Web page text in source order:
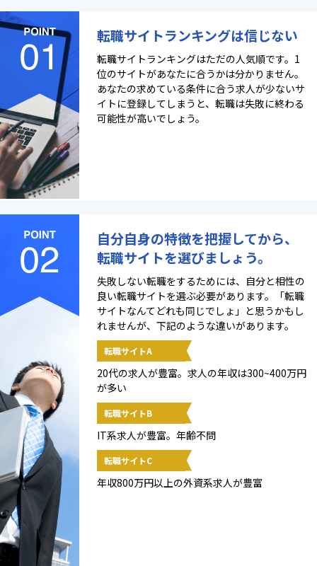
転職サイトランキングは信じない
転職サイトランキングはただの人気順です。1
位のサイトがあなたに合うかは分かりません。
あなたの求めている条件に合う求人が少ないサ
イトに登録してしまうと、転職は失敗に終わる
可能性が高いでしょう。
自分自身の特徴を把握してから、
転職サイトを選びましょう。
失敗しない転職をするためには、自分と相性の
良い転職サイトを選ぶ必要があります。「転職
サイトなんてどれも同じでしょ」と思うかもし
れませんが、下記のような違いがあります。
転職サイトA
20代の求人が豊富。求人の年収は300~400万円
が多い
転職サイトB
IT系求人が豊富。年齢不問
転職サイトC
年収800万円以上の外資系求人が豊富